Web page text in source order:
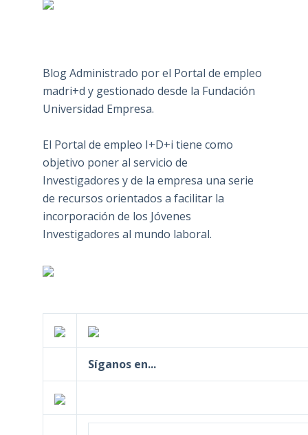
Blog Administrado por el Portal de empleo
madri+d y gestionado desde la Fundación
Universidad Empresa.
El Portal de empleo I+D+i tiene como
objetivo poner al servicio de
Investigadores y de la empresa una serie
de recursos orientados a facilitar la
incorporación de los Jóvenes
Investigadores al mundo laboral.
Síganos en...